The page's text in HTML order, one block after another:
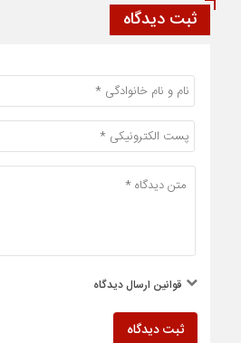
ثبت دیدگاه
قوانین ارسال دیدگاه
ثبت دیدگاه